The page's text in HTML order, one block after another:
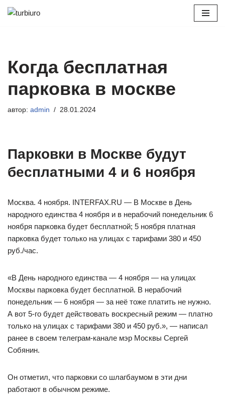
Когда бесплатная
парковка в москве
автор: admin 28.01.2024
Парковки в Москве будут
бесплатными 4 и 6 ноября
Москва. 4 ноября. INTERFAX.RU — В Москве в День
народного единства 4 ноября и в нерабочий понедельник 6
ноября парковка будет бесплатной; 5 ноября платная
парковка будет только на улицах с тарифами 380 и 450
руб./час.
«В День народного единства — 4 ноября — на улицах
Москвы парковка будет бесплатной. В нерабочий
понедельник — 6 ноября — за неё тоже платить не нужно.
А вот 5-го будет действовать воскресный режим — платно
только на улицах с тарифами 380 и 450 руб.», — написал
ранее в своем телеграм-канале мэр Москвы Сергей
Собянин.
Он отметил, что парковки со шлагбаумом в эти дни
работают в обычном режиме.